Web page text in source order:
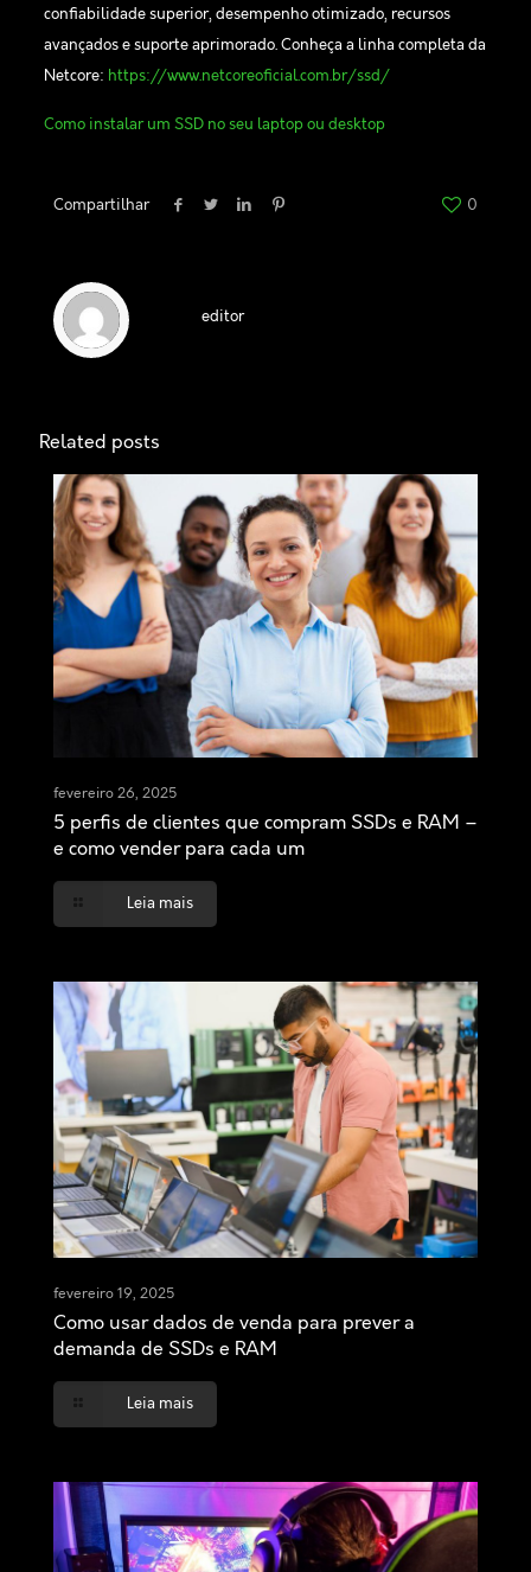
confiabilidade superior, desempenho otimizado, recursos
avançados e suporte aprimorado. Conheça a linha completa da
Netcore: https://www.netcoreoficial.com.br/ssd/
Como instalar um SSD no seu laptop ou desktop
Compartilhar 0
editor
Related posts
fevereiro 26, 2025
5 perfis de clientes que compram SSDs e RAM –
e como vender para cada um
Leia mais
fevereiro 19, 2025
Como usar dados de venda para prever a
demanda de SSDs e RAM
Leia mais